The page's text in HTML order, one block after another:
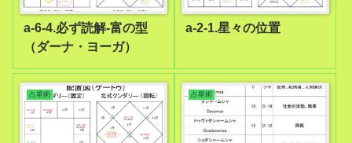
a-6-4.必ず読解-富の型
（ダーナ・ヨーガ）
a-2-1.星々の位置
占星術 占星術